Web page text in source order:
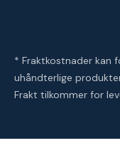
* Fraktkostnader kan
uhåndterlige
Frakt tilkommer for